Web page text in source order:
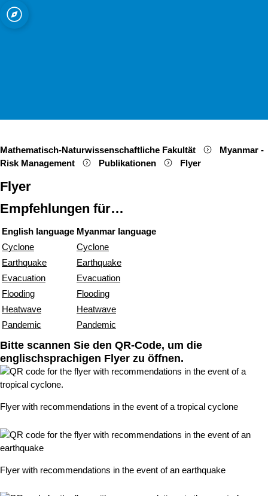
Open quicklink menu
Mathematisch-Naturwissenschaftliche Fakultät
Myanmar -
Risk Management
Publikationen Flyer
Flyer
Empfehlungen für…
English language Myanmar language
Cyclone
Cyclone
Earthquake
Earthquake
Evacuation
Evacuation
Flooding
Flooding
Heatwave
Heatwave
Pandemic
Pandemic
Bitte scannen Sie den QR-Code, um die
englischsprachigen Flyer zu öffnen.
Flyer with recommendations in the event of a tropical cyclone
Flyer with recommendations in the event of an earthquake